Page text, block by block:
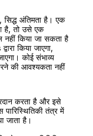
सिद्ध अंतिमता है। एक
है, तो उसे एक
नहीं किया जा सकता है
किया जाएगा,
कोई संभाव्य
की आवश्यकता नहीं
करता है और इसे
तंत्र में
जाता है।